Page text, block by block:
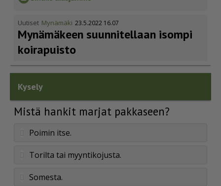
Uutiset Mynämäki 23.5.2022 16.07
Mynämäkeen suunnitellaan isompi
koirapuisto
Kysely
Mistä hankit marjat pakkaseen?
Poimin itse.
Torilta tai myyntikojusta.
Somesta.